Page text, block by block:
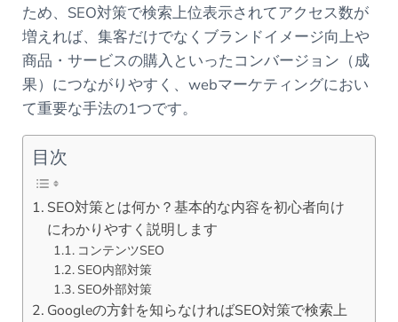
ため、SEO対策で検索上位表示されてアクセス数が
増えれば、集客だけでなくブランドイメージ向上や
商品・サービスの購入といったコンバージョン（成
果）につながりやすく、webマーケティングにおい
て重要な手法の1つです。
目次
SEO対策とは何か？基本的な内容を初心者向け
にわかりやすく説明します
コンテンツSEO
SEO内部対策
SEO外部対策
Googleの方針を知らなければSEO対策で検索上